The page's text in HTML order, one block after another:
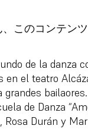
、このコンテン
de la danza
en el teatro
de Danza
Rosa Durán y